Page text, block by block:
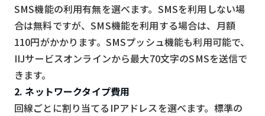
SMS機能の利用有無を選べます。SMSを利用しない場
合は無料ですが、SMS機能を利用する場合は、月額
110円がかかります。SMSプッシュ機能も利用可能で、
IIJサービスオンラインから最大70文字のSMSを送信で
きます。
2. ネットワークタイプ費用
回線ごとに割り当てるIPアドレスを選べます。標準の